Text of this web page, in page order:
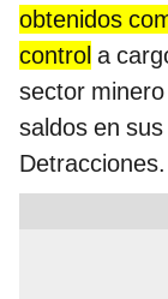
obtenidos
control a
sector
saldos en
Detracciones.